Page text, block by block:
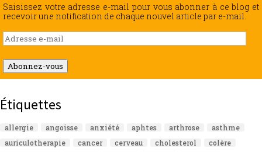
Saisissez votre adresse e-mail pour vous abonner à ce blog et
recevoir une notification de chaque nouvel article par e-mail.
Adresse
e-
mail
Abonnez-vous
Étiquettes
allergie angoisse anxiété aphtes arthrose
asthme
auriculotherapie
cancer cerveau cholesterol
colère